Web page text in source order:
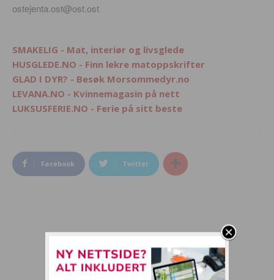
ostejenta.ost@ost.ost
SMAKELIG - Mat, interiør og livsglede
HUSGLEDE.NO - Finn lekre matoppskrifter
GLAD I DYR? - Besøk Morsommedyr.no
LEVANA.NO - Kvinnemagasin på nett
LUKSUSFERIE.NO - Ferie på sitt beste
Facebook Twitter